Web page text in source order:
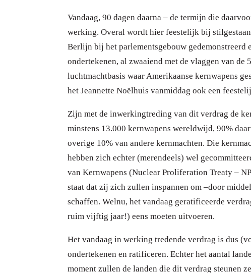
Vandaag, 90 dagen daarna – de termijn die
werking. Overal wordt hier feestelijk bij
Berlijn bij het parlementsgebouw gedemonstreerd
ondertekenen, al zwaaiend met de vlaggen van
luchtmachtbasis waar Amerikaanse kernwapens
het Jeannette Noëlhuis vanmiddag ook een
Zijn met de inwerkingtreding van dit verdrag de
minstens 13.000 kernwapens wereldwijd, 90%
overige 10% van andere kernmachten. Die
hebben zich echter (merendeels) wel
van Kernwapens (Nuclear Proliferation Treaty –
staat dat zij zich zullen inspannen om –door
schaffen. Welnu, het vandaag geratificeerde
ruim vijftig jaar!) eens moeten uitvoeren.
Het vandaag in werking tredende verdrag is dus
ondertekenen en ratificeren. Echter het aantal
moment zullen de landen die dit verdrag steunen